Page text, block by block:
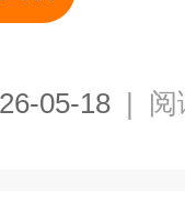
05-18 | 阅